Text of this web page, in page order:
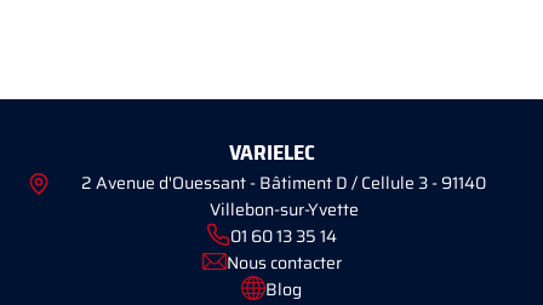
VARIELEC
2 Avenue d'Ouessant - Bâtiment D / Cellule 3 - 91140
Villebon-sur-Yvette
01 60 13 35 14
Nous contacter
Blog